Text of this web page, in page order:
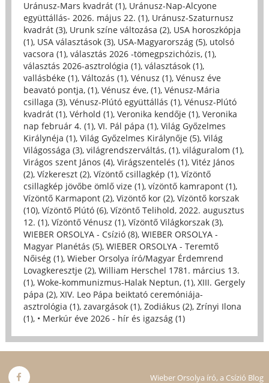
Uránusz-Mars kvadrát (1), Uránusz-Nap-Alcyone
együttállás- 2026. május 22. (1), Uránusz-Szaturnusz
kvadrát (3), Urunk színe változása (2), USA horoszkópja
(1), USA választások (3), USA-Magyarország (5), utolsó
vacsora (1), választás 2026 -tömegpszichózis, (1),
választás 2026-asztrológia (1), választások (1),
vallásbéke (1), Változás (1), Vénusz (1), Vénusz éve
beavató pontja, (1), Vénusz éve, (1), Vénusz-Mária
csillaga (3), Vénusz-Plútó együttállás (1), Vénusz-Plútó
kvadrát (1), Vérhold (1), Veronika kendője (1), Veronika
nap február 4. (1), VI. Pál pápa (1), Világ Győzelmes
Királynéja (1), Világ Győzelmes Királynője (5), Világ
Világossága (3), világrendszerváltás, (1), világuralom (1),
Virágos szent János (4), Virágszentelés (1), Vitéz János
(2), Vízkereszt (2), Vízöntő csillagkép (1), Vízöntő
csillagkép jövőbe ömlő vize (1), vízöntő kamrapont (1),
Vízöntő Karmapont (2), Vizöntő kor (2), Vízöntő korszak
(10), Vízöntő Plútó (6), Vízöntő Telihold, 2022. augusztus
12. (1), Vízöntő Vénusz (1), Vízöntő Világkorszak (3),
WIEBER ORSOLYA - Csízió (8), WIEBER ORSOLYA -
Magyar Planétás (5), WIEBER ORSOLYA - Teremtő
Nőiség (1), Wieber Orsolya író/Magyar Érdemrend
Lovagkeresztje (2), William Herschel 1781. március 13.
(1), Woke-kommunizmus-Halak Neptun, (1), XIII. Gergely
pápa (2), XIV. Leo Pápa beiktató ceremóniája-
asztrológia (1), zavargások (1), Zodiákus (2), Zrínyi Ilona
(1), • Merkúr éve 2026 - hír és igazság (1)
Wieber Orsolya író, a Csízió Blog